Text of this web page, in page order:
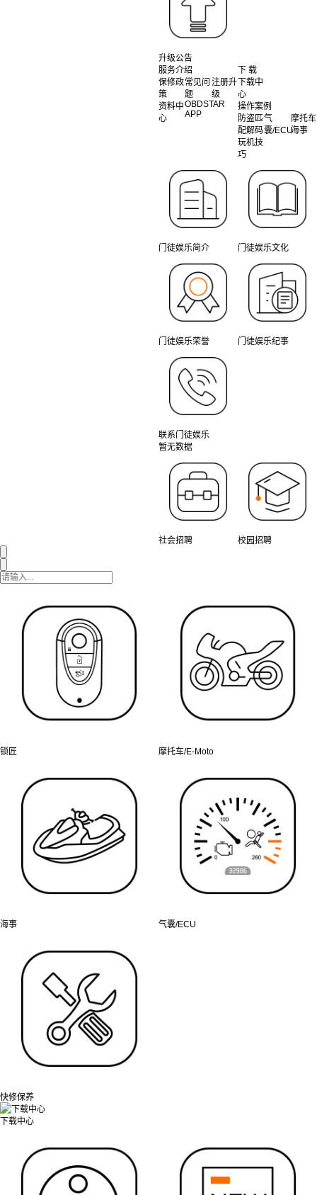
升级公告
服务介绍
保修政
策
常见问
题
注册升
级
资料中
心
OBDSTAR
APP
下 载
下载中
心
操作案例
防盗匹
配解码
气
囊/ECU
摩托车
海事
玩机技
巧
门徒娱乐简介 门徒娱乐文化
门徒娱乐荣誉 门徒娱乐纪事
联系门徒娱乐
暂无数据
社会招聘 校园招聘
锁匠 摩托车/E-Moto
海事 气囊/ECU
快修保养
下载中心